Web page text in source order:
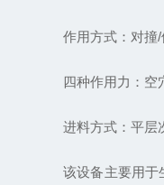
作用方式：对撞/
四种作用力：空穴
进料方式：平层次
该设备主要用于生